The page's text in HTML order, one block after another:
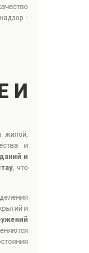
-
И
жилой,
и
и
, что
и